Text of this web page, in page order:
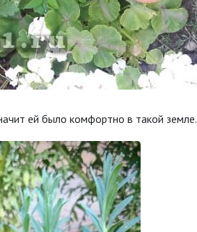
ей было комфортно в такой земле.